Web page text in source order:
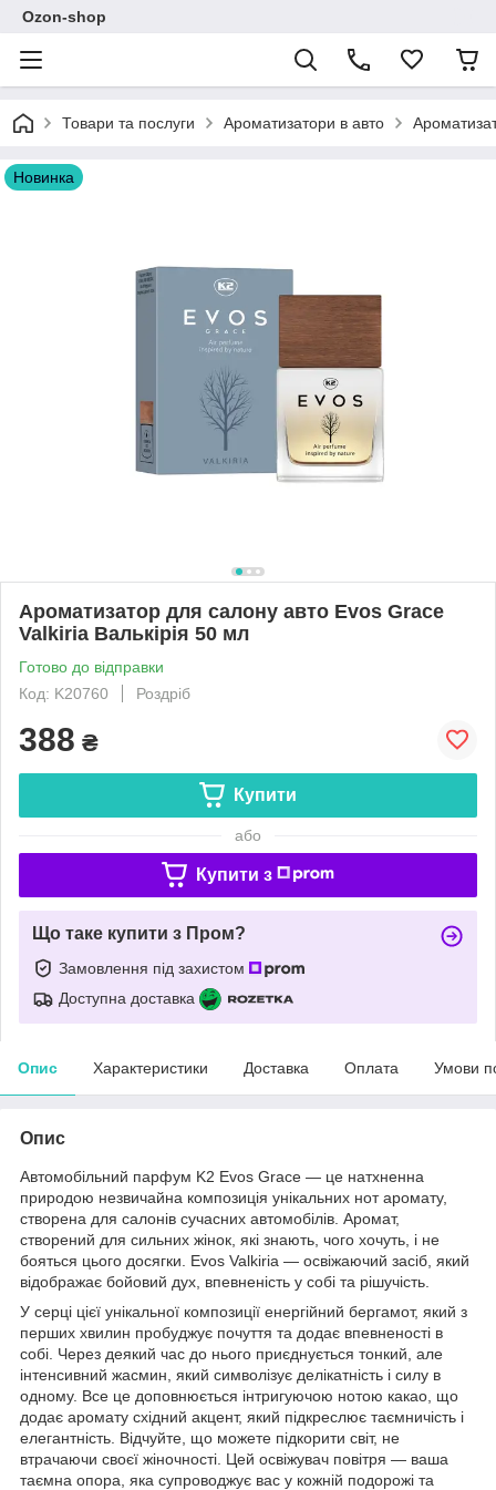
Ozon-shop
Товари та послуги Ароматизатори в авто
Новинка
Ароматизатор для салону авто Evos Grace
Valkiria Валькірія 50 мл
Готово до відправки
Код: K20760
Роздріб
388 ₴
Купити
або
Купити з
Що таке купити з Пром?
Замовлення під захистом
Доступна доставка
Опис Характеристики Доставка Оплата Умови
Опис
Автомобільний парфум K2 Evos Grace — це натхненна
природою незвичайна композиція унікальних нот аромату,
створена для салонів сучасних автомобілів. Аромат,
створений для сильних жінок, які знають, чого хочуть, і не
бояться цього досягки. Evos Valkiria — освіжаючий засіб, який
відображає бойовий дух, впевненість у собі та рішучість.
У серці цієї унікальної композиції енергійний бергамот, який з
перших хвилин пробуджує почуття та додає впевненості в
собі. Через деякий час до нього приєднується тонкий, але
інтенсивний жасмин, який символізує делікатність і силу в
одному. Все це доповнюється інтригуючою нотою какао, що
додає аромату східний акцент, який підкреслює таємничість і
елегантність. Відчуйте, що можете підкорити світ, не
втрачаючи своєї жіночності. Цей освіжувач повітря — ваша
таємна опора, яка супроводжує вас у кожній подорожі та